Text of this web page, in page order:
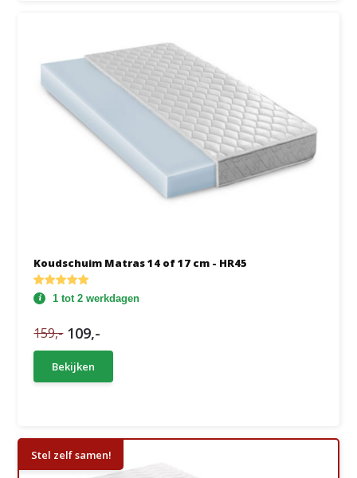
Koudschuim Matras 14 of 17 cm - HR45
1 tot 2 werkdagen
159,- 109,-
Bekijken
Stel zelf samen!